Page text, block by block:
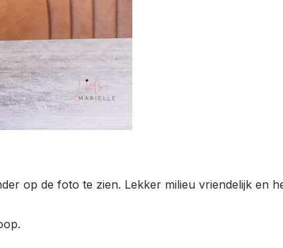
op de foto te zien. Lekker milieu vriendelijk en